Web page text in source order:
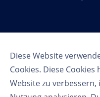
Diese Website
Cookies. Diese Cookies
Website zu verbessern,